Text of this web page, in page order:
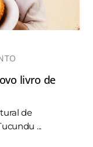
livro de
de
...